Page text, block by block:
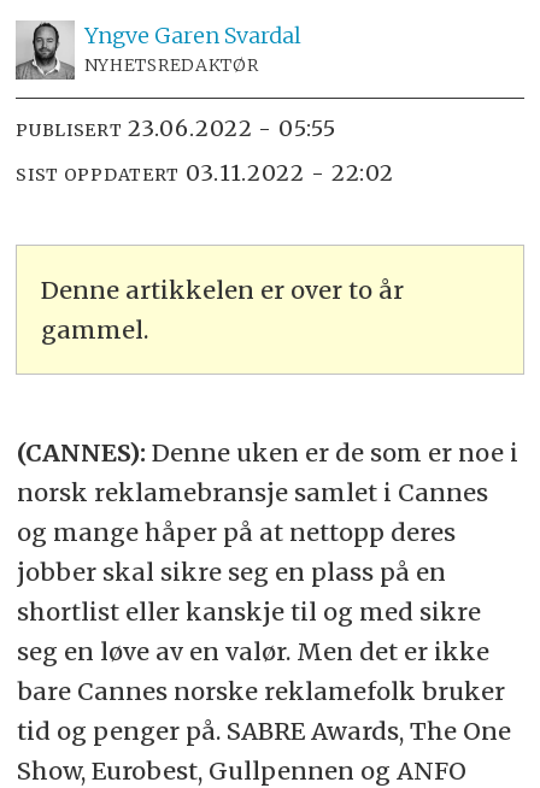
Yngve Garen Svardal
NYHETSREDAKTØR
PUBLISERT 23.06.2022 - 05:55
SIST OPPDATERT 03.11.2022 - 22:02
Denne artikkelen er over to år
gammel.
(CANNES): Denne uken er de som er noe i
norsk reklamebransje samlet i Cannes
og mange håper på at nettopp deres
jobber skal sikre seg en plass på en
shortlist eller kanskje til og med sikre
seg en løve av en valør. Men det er ikke
bare Cannes norske reklamefolk bruker
tid og penger på. SABRE Awards, The One
Show, Eurobest, Gullpennen og ANFO